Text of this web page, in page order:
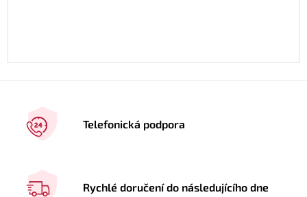
Telefonická podpora
Rychlé doručení do následujícího dne